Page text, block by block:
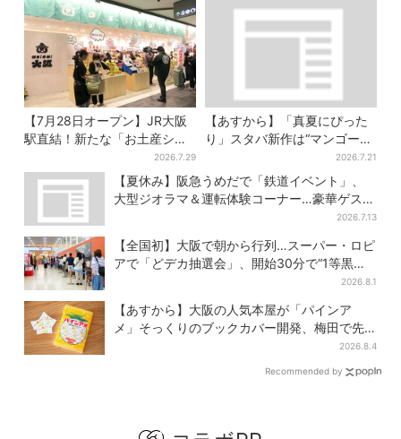
【7月28日オープン】JR大阪
駅直結！新たな「お土産ショ
ップ」、銘菓バラ売りで地元
民の“おやつ調達”にも
2026.7.29
【あすから】「真夏にぴった
り」スタバ新作は“マンゴー×
オレンジ”、果肉ごろっと…さ
っぱり3種が登場
2026.7.21
【夏休み】阪急うめだで「鉄道イベント」、
大型ジオラマ＆運転体験コーナー…豪華ゲスト
2026.7.13
【全国初】大阪で朝から行列…スーパー・ロピ
アで「どデカ抽選会」、開始30分で“1等黒毛
2026.8.1
【あすから】大阪の人気本屋が「パインア
メ」そっくりのブックカバー開発、梅田で先
2026.8.4
Recommended by